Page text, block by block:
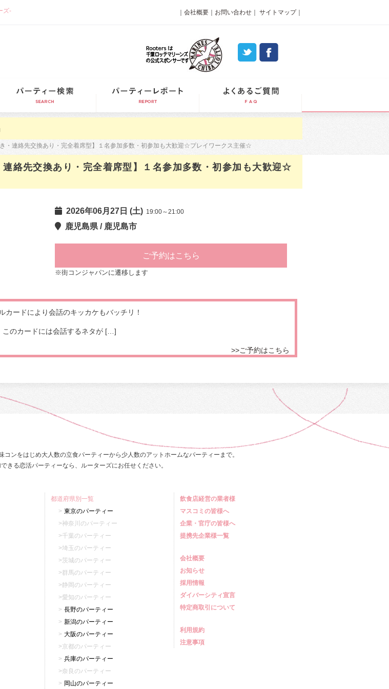
ズ- 会社概要 お問い合わせ サイトマップ｜
・連絡先交換あり・完全着席型】１名参加多数・初参加も大歓迎☆プレイワークス主催☆
絡先交換あり・完全着席型】１名参加多数・初参加も大歓迎☆
2026年06月27日 (土) 19:00～21:00
鹿児島県 / 鹿児島市
ご予約はこちら
※街コンジャパンに遷移します
ードにより会話のキッカケもバッチリ！
このカードには会話するネタが […]
>>ご予約はこちら
コンをはじめ大人数の立食パーティーから少人数のアットホームなパーティーまで。
きる恋活パーティーなら、ルーターズにお任せください。
都道府県別一覧
東京のパーティー
神奈川のパーティー
千葉のパーティー
埼玉のパーティー
茨城のパーティー
群馬のパーティー
静岡のパーティー
愛知のパーティー
長野のパーティー
新潟のパーティー
大阪のパーティー
京都のパーティー
兵庫のパーティー
奈良のパーティー
岡山のパーティー
飲食店経営の業者様
マスコミの皆様へ
企業・官庁の皆様へ
提携先企業様一覧
会社概要
お知らせ
採用情報
ダイバーシティ宣言
特定商取引について
利用規約
注意事項